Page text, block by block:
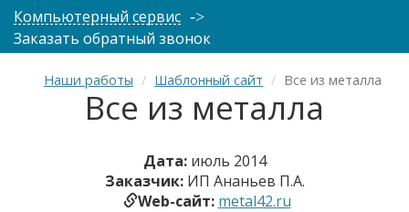
Компьютерный сервис
Заказать обратный звонок
Наши работы Шаблонный сайт Все из металла
Все из металла
Дата: июль 2014
Заказчик: ИП Ананьев П.А.
Web-сайт: metal42.ru